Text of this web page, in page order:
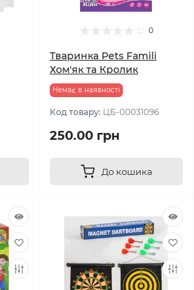
0
Тваринка Pets Famili
Хом'як та Кролик
Немає в наявності
Код товару: ЦБ-00031096
250.00 грн
До кошика